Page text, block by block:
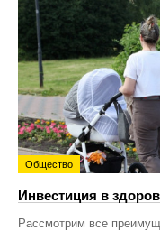
Общество
Инвестиция в
Рассмотрим все